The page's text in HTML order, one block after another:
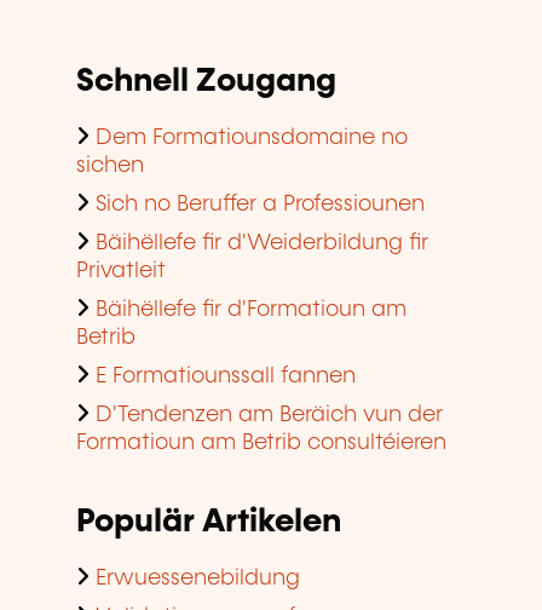
Schnell Zougang
Dem Formatiounsdomaine no
sichen
Sich no Beruffer a Professiounen
Bäihëllefe fir d'Weiderbildung fir
Privatleit
Bäihëllefe fir d'Formatioun am
Betrib
E Formatiounssall fannen
D'Tendenzen am Beräich vun der
Formatioun am Betrib consultéieren
Populär Artikelen
Erwuessenebildung